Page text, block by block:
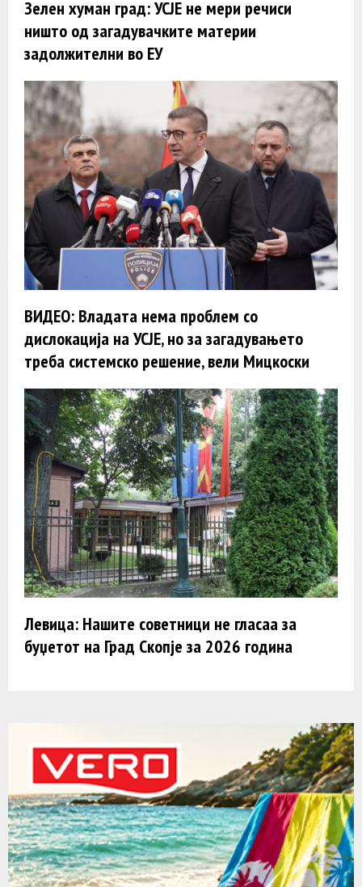
Зелен хуман град: УСЈЕ не мери речиси
ништо од загадувачките материи
задолжителни во ЕУ
ВИДЕО: Владата нема проблем со
дислокација на УСЈЕ, но за загадувањето
треба системско решение, вели Мицкоски
Левица: Нашите советници не гласаа за
буџетот на Град Скопје за 2026 година